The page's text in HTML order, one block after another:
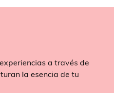
a través de
la esencia de tu